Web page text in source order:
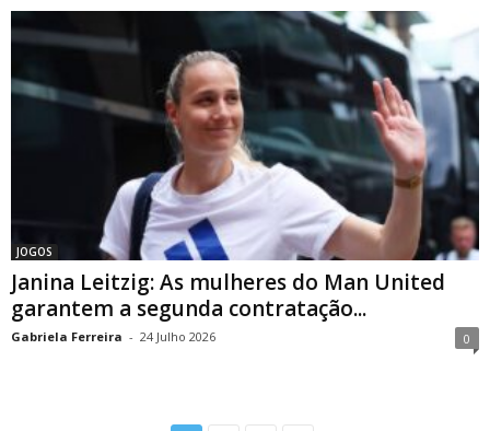
JOGOS
Janina Leitzig: As mulheres do Man United
garantem a segunda contratação...
Gabriela Ferreira - 24 Julho 2026 0